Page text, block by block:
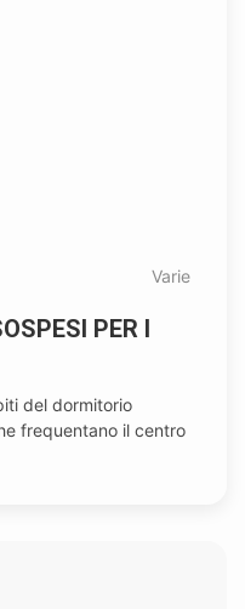
Varie
PER I
del dormitorio
frequentano il centro